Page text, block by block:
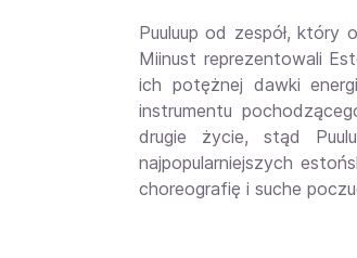
Puuluup od zespół, który
Miinust reprezentowali
ich potężnej dawki
instrumentu
drugie życie, stąd
najpopularniejszych
choreografię i suche